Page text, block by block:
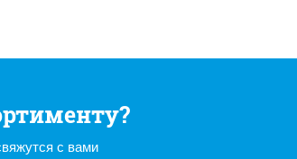
с вами